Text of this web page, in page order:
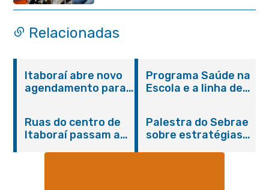
Relacionadas
Itaboraí abre novo
agendamento para
Programa Saúde na
Escola e a linha de
promovem
conscientização
sobre hanseníase
Ruas do centro de
Itaboraí passam a
Palestra do Sebrae
sobre estratégias